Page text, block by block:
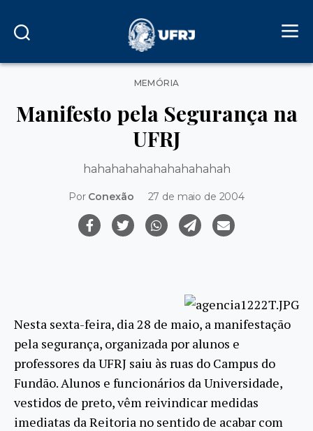
Categorias
MEMÓRIA
Manifesto pela Segurança na
UFRJ
hahahahahahahahahahah
Por Conexão 27 de maio de 2004
Nesta sexta-feira, dia 28 de maio, a manifestação
pela segurança, organizada por alunos e
professores da UFRJ saiu às ruas do Campus do
Fundão. Alunos e funcionários da Universidade,
vestidos de preto, vêm reivindicar medidas
imediatas da Reitoria no sentido de acabar com